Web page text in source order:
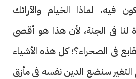
فيه، لماذا الخيام والآرائك
فى الجنة، لأن هذا هو أقصى
فى الصحراء؟؛ كل هذه الأشياء
التغير سنضع الدين نفسه فى مأزق